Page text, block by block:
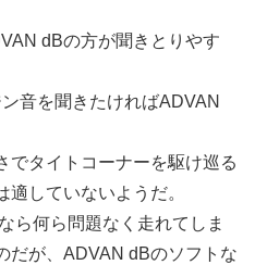
dBの方が聞きとりやす
音を聞きたければADVAN
でタイトコーナーを駆け巡る
していないようだ。
ら何ら問題なく走れてしま
だが、ADVAN dBのソフトな